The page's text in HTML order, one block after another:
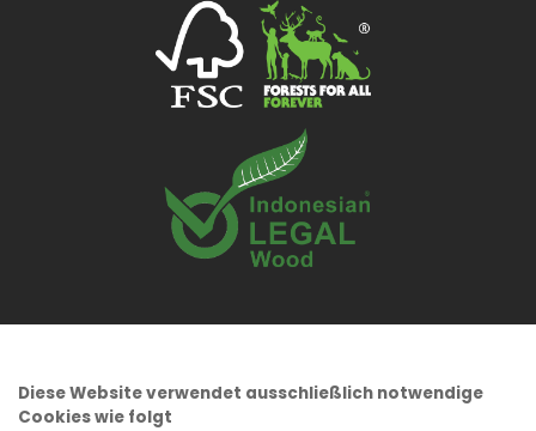
Diese Website verwendet ausschließlich notwendige
Cookies wie folgt